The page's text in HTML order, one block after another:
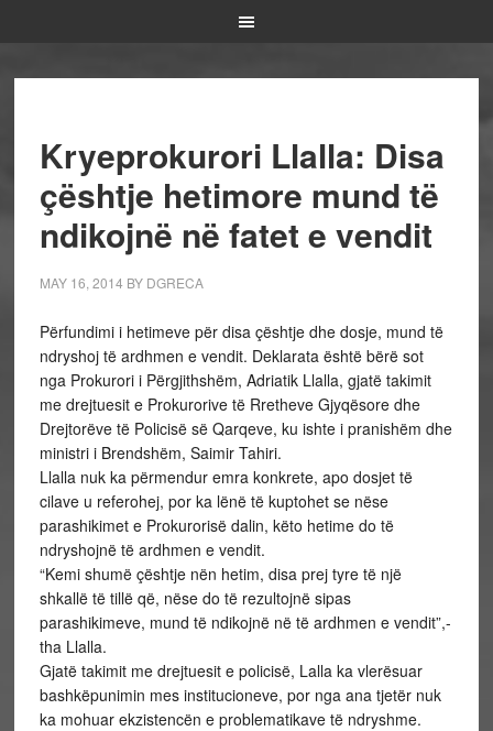
Kryeprokurori Llalla: Disa
çështje hetimore mund të
ndikojnë në fatet e vendit
MAY 16, 2014 BY DGRECA
Përfundimi i hetimeve për disa çështje dhe dosje, mund të
ndryshoj të ardhmen e vendit. Deklarata është bërë sot
nga Prokurori i Përgjithshëm, Adriatik Llalla, gjatë takimit
me drejtuesit e Prokurorive të Rretheve Gjyqësore dhe
Drejtorëve të Policisë së Qarqeve, ku ishte i pranishëm dhe
ministri i Brendshëm, Saimir Tahiri.
Llalla nuk ka përmendur emra konkrete, apo dosjet të
cilave u referohej, por ka lënë të kuptohet se nëse
parashikimet e Prokurorisë dalin, këto hetime do të
ndryshojnë të ardhmen e vendit.
“Kemi shumë çështje nën hetim, disa prej tyre të një
shkallë të tillë që, nëse do të rezultojnë sipas
parashikimeve, mund të ndikojnë në të ardhmen e vendit”,-
tha Llalla.
Gjatë takimit me drejtuesit e policisë, Lalla ka vlerësuar
bashkëpunimin mes institucioneve, por nga ana tjetër nuk
ka mohuar ekzistencën e problematikave të ndryshme.